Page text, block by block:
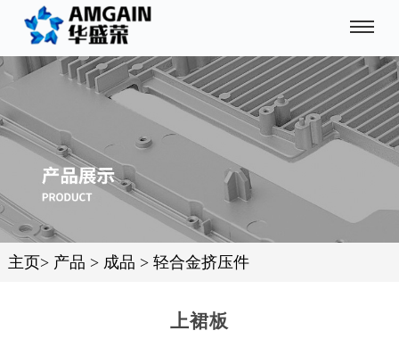
主页> 产品 > 成品 > 轻合金挤压件
上裙板